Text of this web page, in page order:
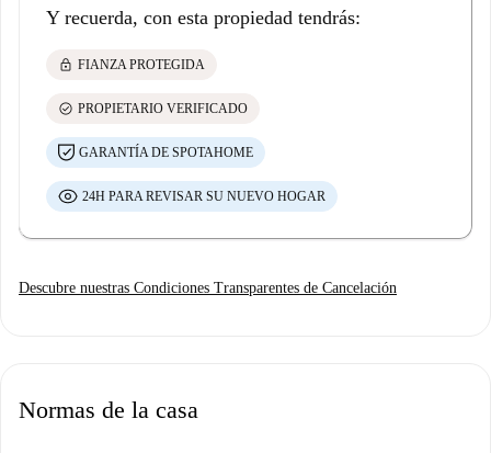
Y recuerda, con esta propiedad tendrás:
lock FIANZA PROTEGIDA
check_circle PROPIETARIO VERIFICADO
GARANTÍA DE SPOTAHOME
24H PARA REVISAR SU NUEVO HOGAR
Descubre nuestras Condiciones Transparentes de Cancelación
Normas de la casa